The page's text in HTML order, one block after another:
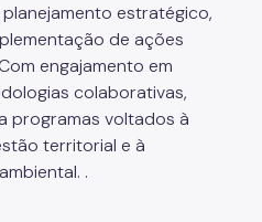
estratégico,
de ações
engajamento em
colaborativas,
programas voltados à
territorial e à
.